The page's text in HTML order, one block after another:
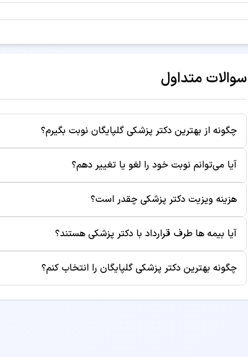
سوالات متداول
چگونه از بهترین دکتر پزشکی گلپایگان نوبت بگیرم؟
خالی، ساعت مناسب را انتخاب کنید. سپس اطلاعات خود را
آیا می‌توانم نوبت خود را لغو یا تغییر دهم؟
موقع نوبت باعث می‌شود بیماران دیگر نیز بتوانند از آن زمان
هزینه ویزیت دکتر پزشکی چقدر است؟
بوده و ممکن است هزینه‌های جانبی مانند آزمایش یا
آیا بیمه ها طرف قرارداد با دکتر پزشکی هستند؟
پروفایل دکتر مراجعه کنید یا قبل از رزرو نوبت با مطب
چگونه بهترین دکتر پزشکی گلپایگان را انتخاب کنم؟